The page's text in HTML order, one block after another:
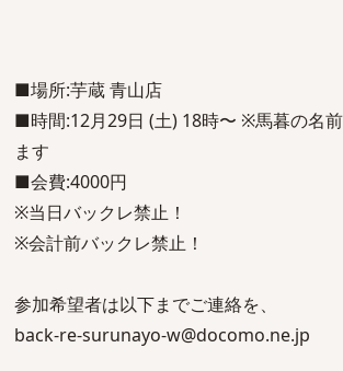
■場所:芋蔵 青山店
■時間:12月29日 (土) 18時〜 ※馬暮の名
ます
■会費:4000円
※当日バックレ禁止！
※会計前バックレ禁止！
参加希望者は以下までご連絡を、
back-re-surunayo-w@docomo.ne.jp